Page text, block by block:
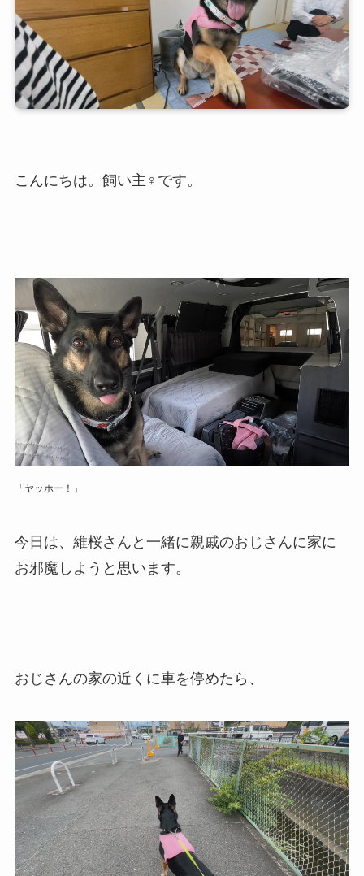
こんにちは。飼い主♀です。
「ヤッホー！」
今日は、維桜さんと一緒に親戚のおじさんに家に
お邪魔しようと思います。
おじさんの家の近くに車を停めたら、